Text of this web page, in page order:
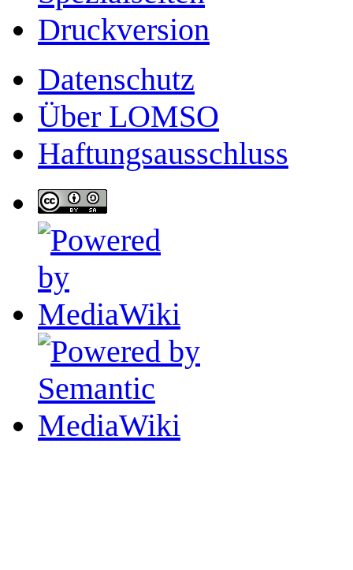
Druckversion
Datenschutz
Über LOMSO
Haftungsausschluss